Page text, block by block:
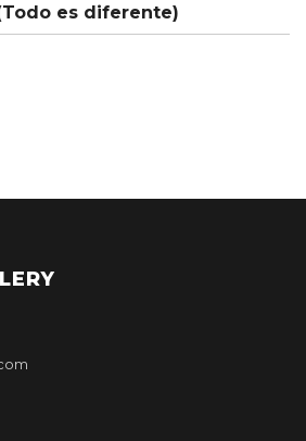
es diferente)